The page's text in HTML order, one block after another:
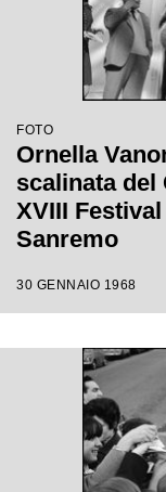
FOTO
Ornella
scalinata del
XVIII
Sanremo
30 GENNAIO 1968